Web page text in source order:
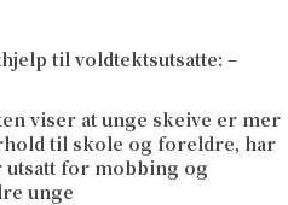
til voldtektsutsatte: –
viser at unge skeive er mer
til skole og foreldre, har
for mobbing og
unge